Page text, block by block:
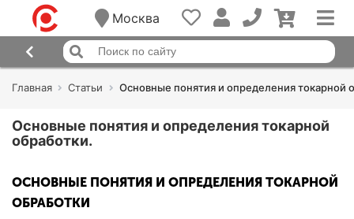
Москва
Главная Статьи Основные понятия и определения токарной
Основные понятия и определения токарной
обработки.
ОСНОВНЫЕ ПОНЯТИЯ И ОПРЕДЕЛЕНИЯ ТОКАРНОЙ
ОБРАБОТКИ